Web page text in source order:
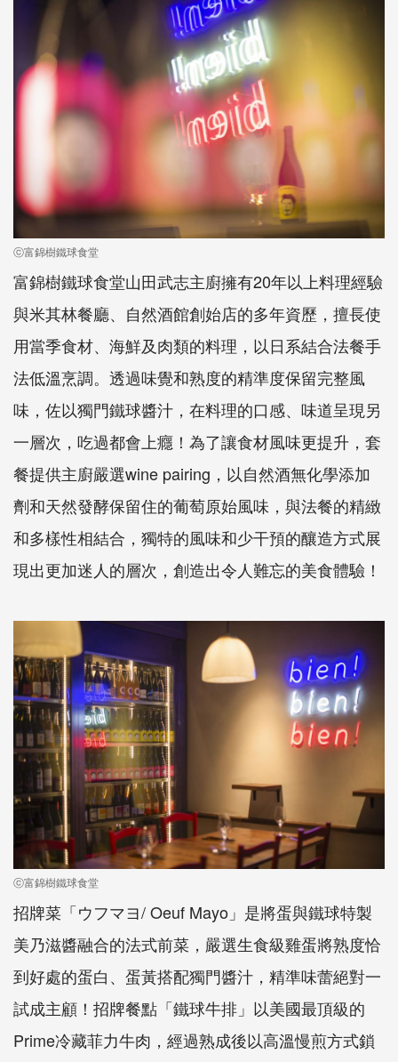
ⓒ富錦樹鐵球食堂
富錦樹鐵球食堂山田武志主廚擁有20年以上料理經驗
與米其林餐廳、自然酒館創始店的多年資歷，擅長使
用當季食材、海鮮及肉類的料理，以日系結合法餐手
法低溫烹調。透過味覺和熟度的精準度保留完整風
味，佐以獨門鐵球醬汁，在料理的口感、味道呈現另
一層次，吃過都會上癮！為了讓食材風味更提升，套
餐提供主廚嚴選wine pairing，以自然酒無化學添加
劑和天然發酵保留住的葡萄原始風味，與法餐的精緻
和多樣性相結合，獨特的風味和少干預的釀造方式展
現出更加迷人的層次，創造出令人難忘的美食體驗！
ⓒ富錦樹鐵球食堂
招牌菜「ウフマヨ/ Oeuf Mayo」是將蛋與鐵球特製
美乃滋醬融合的法式前菜，嚴選生食級雞蛋將熟度恰
到好處的蛋白、蛋黃搭配獨門醬汁，精準味蕾絕對一
試成主顧！招牌餐點「鐵球牛排」以美國最頂級的
Prime冷藏菲力牛肉，經過熟成後以高溫慢煎方式鎖